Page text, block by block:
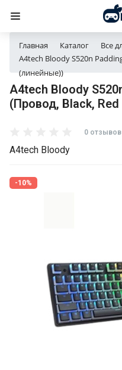
Главная Каталог Все
A4tech Bloody S520n
(линейные))
A4tech Bloody
(Провод, Black,
0 отзывов
A4tech Bloody
-10%